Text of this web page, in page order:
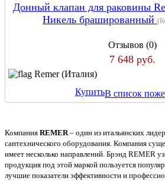
Донный клапан для раковины
Никель брашированный
Отзывов (0)
7 648 руб.
Remer (Италия)
КупитьВ список
Компания REMER – один из итальянских
сантехнического оборудования. Компания
имеет несколько направлений. Брэнд REMER
продукция под этой маркой пользуется
лучшие показатели эффективности и